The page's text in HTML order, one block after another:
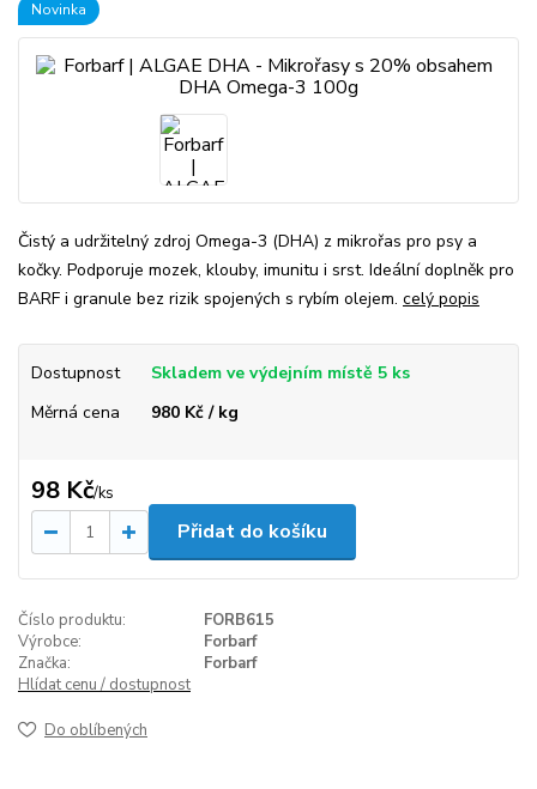
Novinka
Čistý a udržitelný zdroj Omega-3 (DHA) z mikrořas pro psy a
kočky. Podporuje mozek, klouby, imunitu i srst. Ideální doplněk pro
BARF i granule bez rizik spojených s rybím olejem. celý popis
Dostupnost
Skladem ve výdejním místě 5 ks
Měrná cena
980 Kč / kg
98 Kč/ks
Přidat do košíku
Číslo produktu:
FORB615
Výrobce:
Forbarf
Značka:
Forbarf
Hlídat cenu / dostupnost
Do oblíbených